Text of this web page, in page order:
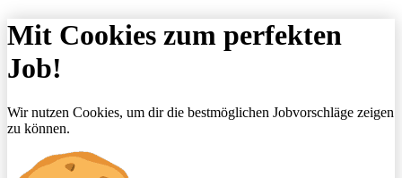
Mit Cookies zum perfekten
Job!
Wir nutzen Cookies, um dir die bestmöglichen Jobvorschläge zeigen
zu können.